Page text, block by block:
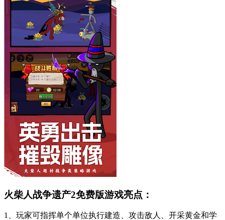
火柴人战争遗产2免费版游戏亮点：
1、玩家可指挥单个单位执行建造、攻击敌人、开采黄金和学